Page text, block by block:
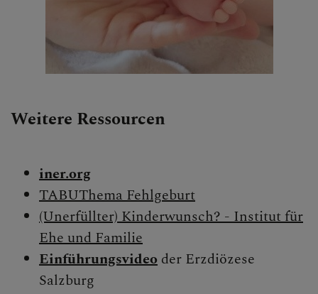
Weitere Ressourcen
iner.org
TABUThema Fehlgeburt
(Unerfüllter) Kinderwunsch? - Institut für
Ehe und Familie
Einführungsvideo der Erzdiözese
Salzburg